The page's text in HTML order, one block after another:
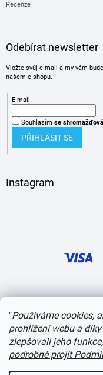
"Používáme cookies,
prohlížení webu a
zlepšovali jeho
podrobně projít
Recenze
Odebírat newsletter
Vložte svůj e-mail a my vám
našem e-shopu.
E-mail
Souhlasím se
PŘIHLÁSIT SE
Instagram
Copyright 2026 itvlaky.cz .